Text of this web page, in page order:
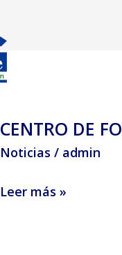
CENTRO DE
Noticias / admin
CENTRO
DE
AGRARIA
Leer más »